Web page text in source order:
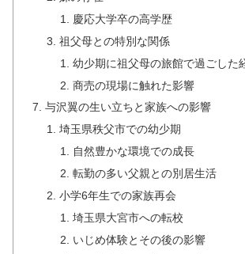
慶応大学卒の高学歴
祖父母との特別な関係
幼少期に祖父母の旅館で過ごした
商売の現場に触れた影響
与沢翼の生い立ちと家族への影響
埼玉県秩父市での幼少期
自然豊かな環境での成長
転勤の多い父親との別居生活
小学6年生での家族再会
埼玉県大宮市への転校
いじめ体験とその後の影響